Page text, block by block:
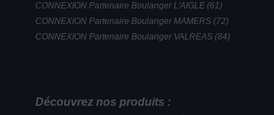
CONNEXION Partenaire Boulanger L'AIGLE (61)
CONNEXION Partenaire Boulanger MAMERS (72)
CONNEXION Partenaire Boulanger VALREAS (84)
Découvrez nos produits :